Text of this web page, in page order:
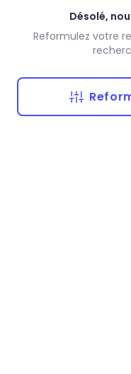
Désolé,
Reformulez votre